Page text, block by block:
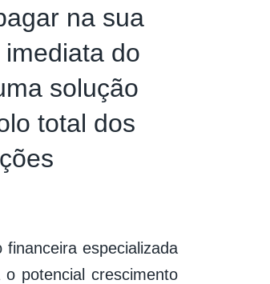
na sua
do
solução
total dos
financeira especializada
potencial crescimento